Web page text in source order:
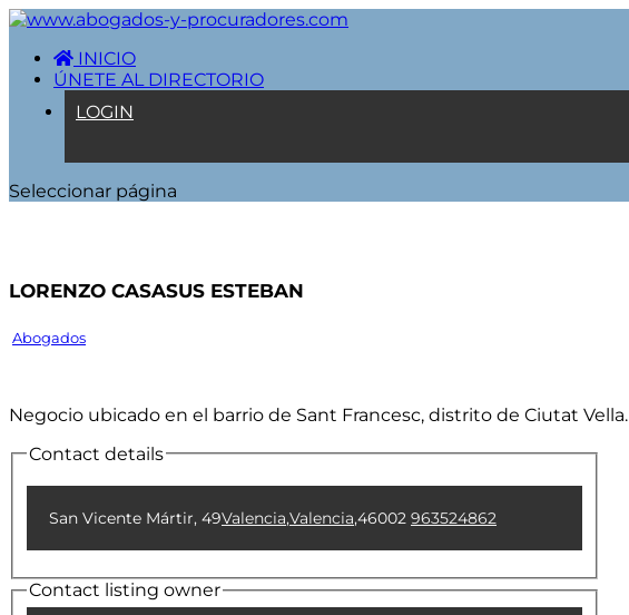
INICIO
ÚNETE AL DIRECTORIO
LOGIN
Seleccionar página
LORENZO CASASUS ESTEBAN
Abogados
Negocio ubicado en el barrio de Sant Francesc, distrito de Ciutat Vella.
Contact details
San Vicente Mártir, 49Valencia,Valencia,46002 963524862
Contact listing owner